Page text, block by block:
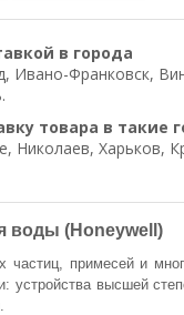
в города
Ивано-Франковск,
товара в такие
Николаев, Харьков,
воды (Honeywell)
примесей и
устройства высшей